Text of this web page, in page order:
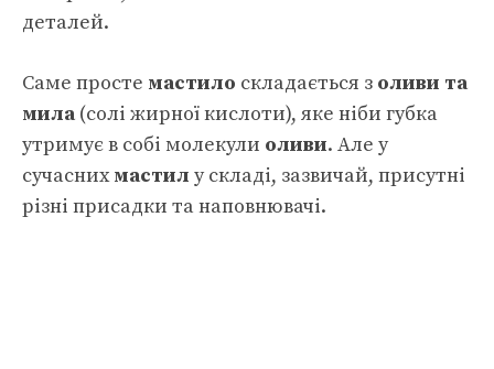
деталей.
Саме просте мастило складається з оливи та
мила (солі жирної кислоти), яке ніби губка
утримує в собі молекули оливи. Але у
сучаснихмастил у складі, зазвичай, присутні
різні присадки та наповнювачі.